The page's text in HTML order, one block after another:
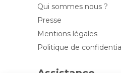
Qui sommes nous ?
Presse
Mentions légales
Politique de